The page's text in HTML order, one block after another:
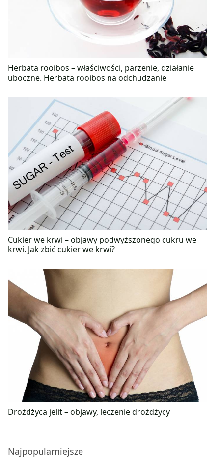
Herbata rooibos – właściwości, parzenie, działanie
uboczne. Herbata rooibos na odchudzanie
Cukier we krwi – objawy podwyższonego cukru we
krwi. Jak zbić cukier we krwi?
Drożdżyca jelit – objawy, leczenie drożdżycy
Najpopularniejsze